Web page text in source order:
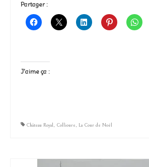
Partager :
J’aime ça :
Château Royal, Collioure, La Cour de Noël